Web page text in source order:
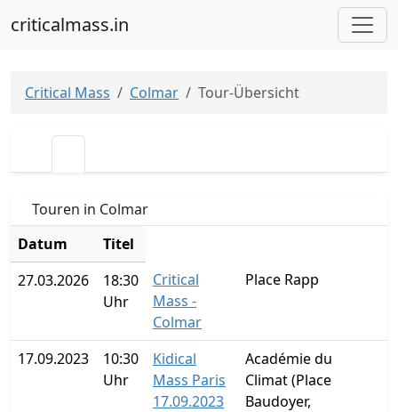
criticalmass.in
Critical Mass Colmar Tour-Übersicht
Touren in Colmar
Datum
Titel
27.03.2026
18:30
Uhr
Critical
Mass -
Colmar
Place Rapp
17.09.2023
10:30
Uhr
Kidical
Mass Paris
17.09.2023
Académie du
Climat (Place
Baudoyer,